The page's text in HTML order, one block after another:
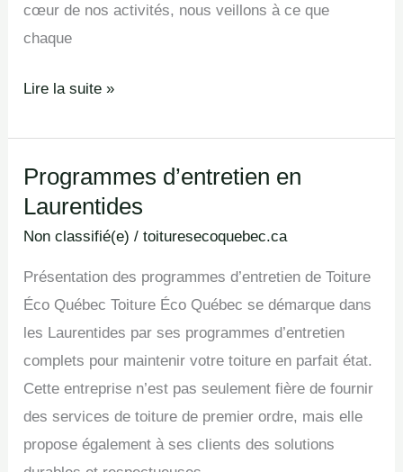
cœur de nos activités, nous veillons à ce que
chaque
Lire la suite »
Programmes d’entretien en
Laurentides
Non classifié(e) /toituresecoquebec.ca
Présentation des programmes d’entretien de Toiture
Éco Québec Toiture Éco Québec se démarque dans
les Laurentides par ses programmes d’entretien
complets pour maintenir votre toiture en parfait état.
Cette entreprise n’est pas seulement fière de fournir
des services de toiture de premier ordre, mais elle
propose également à ses clients des solutions
Programmes
d’entretien
en